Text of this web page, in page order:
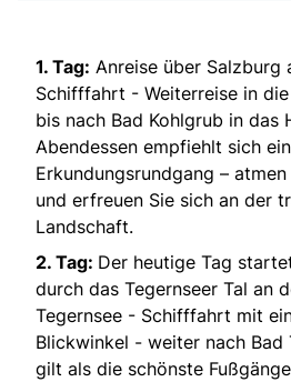
1. Tag: Anreise über Salzburg
Schifffahrt - Weiterreise in
bis nach Bad Kohlgrub in das
Abendessen empfiehlt sich ein
Erkundungsrundgang –
und erfreuen Sie sich an der
Landschaft.
2. Tag: Der heutige Tag
durch das Tegernseer Tal an
Tegernsee - Schifffahrt mit
Blickwinkel - weiter nach Bad
gilt als die schönste